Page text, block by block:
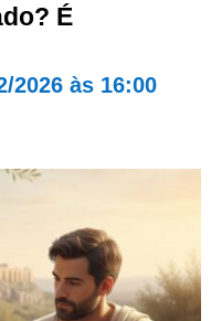
É
2026 às 16:00